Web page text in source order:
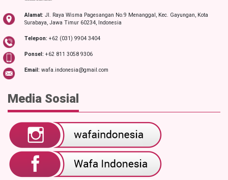
Alamat: Jl. Raya Wisma Pagesangan No.9 Menanggal, Kec. Gayungan, Kota
Surabaya, Jawa Timur 60234, Indonesia
Telepon: +62 (031) 9904 3404
Ponsel: +62 811 3058 9306
Email: wafa.indonesia@gmail.com
Media Sosial